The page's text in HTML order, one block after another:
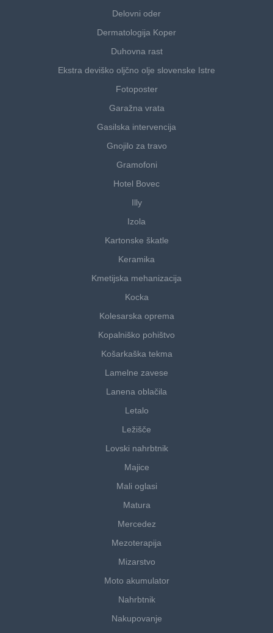
Delovni oder
Dermatologija Koper
Duhovna rast
Ekstra deviško oljčno olje slovenske Istre
Fotoposter
Garažna vrata
Gasilska intervencija
Gnojilo za travo
Gramofoni
Hotel Bovec
Illy
Izola
Kartonske škatle
Keramika
Kmetijska mehanizacija
Kocka
Kolesarska oprema
Kopalniško pohištvo
Košarkaška tekma
Lamelne zavese
Lanena oblačila
Letalo
Ležišče
Lovski nahrbtnik
Majice
Mali oglasi
Matura
Mercedez
Mezoterapija
Mizarstvo
Moto akumulator
Nahrbtnik
Nakupovanje